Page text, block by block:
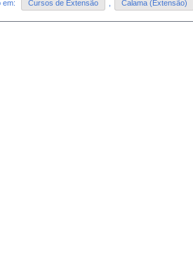
em: Cursos de Extensão Calama (Extensão)